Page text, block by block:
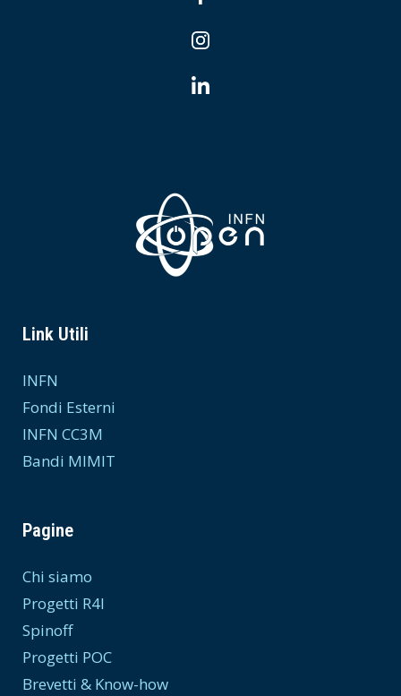
Link Utili
INFN
Fondi Esterni
INFN CC3M
Bandi MIMIT
Pagine
Chi siamo
Progetti R4I
Spinoff
Progetti POC
Brevetti & Know-how